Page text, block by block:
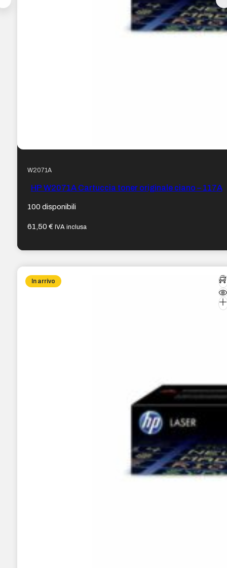
W2071A
HP W2071A Cartuccia toner originale ciano – 117A
100 disponibili
61,50€ IVA inclusa
In arrivo